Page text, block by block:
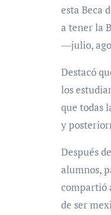
esta Beca
a tener la
―julio,
Destacó
los
que todas
y
Después
alumnos,
compartió
de ser